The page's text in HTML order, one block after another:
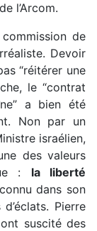
l’Arcom.
de
Devoir
“réitérer une
le “contrat
a bien été
Non par un
israélien,
des valeurs
: la liberté
dans son
Pierre
suscité des